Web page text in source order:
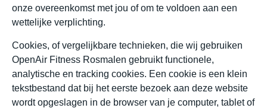
onze overeenkomst met jou of om te voldoen aan een
wettelijke verplichting.
Cookies, of vergelijkbare technieken, die wij gebruiken
OpenAir Fitness Rosmalen gebruikt functionele,
analytische en tracking cookies. Een cookie is een klein
tekstbestand dat bij het eerste bezoek aan deze website
wordt opgeslagen in de browser van je computer, tablet of